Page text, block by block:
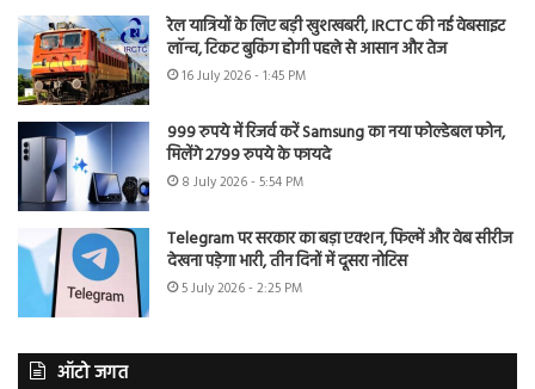
रेल यात्रियों के लिए बड़ी खुशखबरी, IRCTC की नई वेबसाइट
लॉन्च, टिकट बुकिंग होगी पहले से आसान और तेज
16 July 2026 - 1:45 PM
999 रुपये में रिजर्व करें Samsung का नया फोल्डेबल फोन,
मिलेंगे 2799 रुपये के फायदे
8 July 2026 - 5:54 PM
Telegram पर सरकार का बड़ा एक्शन, फिल्में और वेब सीरीज
देखना पड़ेगा भारी, तीन दिनों में दूसरा नोटिस
5 July 2026 - 2:25 PM
ऑटो जगत